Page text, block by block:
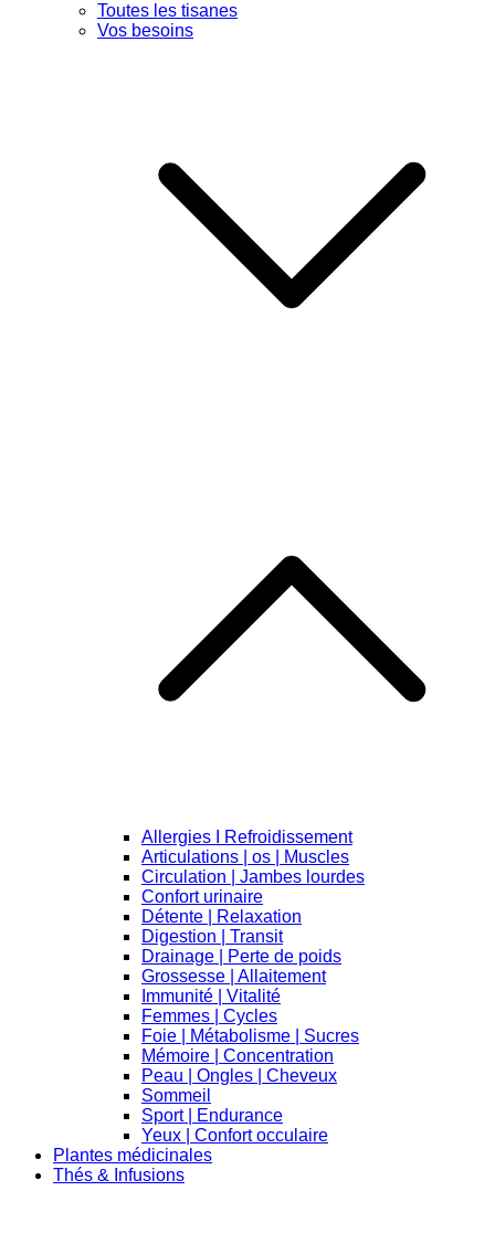
Toutes les tisanes
Vos besoins
Allergies I Refroidissement
Articulations | os | Muscles
Circulation | Jambes lourdes
Confort urinaire
Détente | Relaxation
Digestion | Transit
Drainage | Perte de poids
Grossesse | Allaitement
Immunité | Vitalité
Femmes | Cycles
Foie | Métabolisme | Sucres
Mémoire | Concentration
Peau | Ongles | Cheveux
Sommeil
Sport | Endurance
Yeux | Confort occulaire
Plantes médicinales
Thés & Infusions